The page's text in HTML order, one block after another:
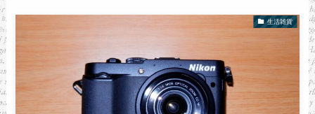
生活雑貨